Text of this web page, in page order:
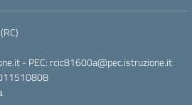
- PEC: rcic81600a@pec.istruzione.it